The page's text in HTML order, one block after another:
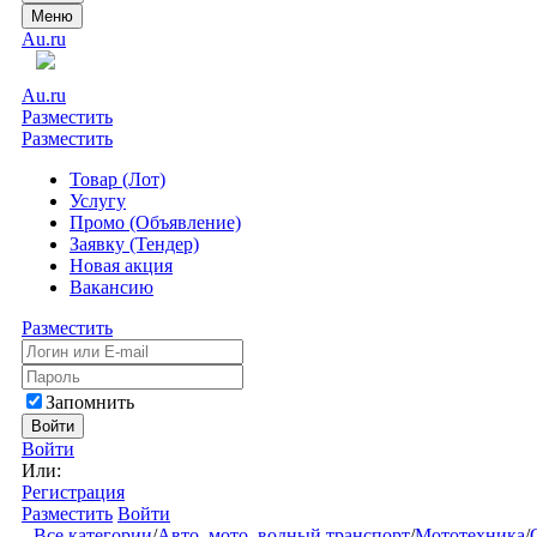
Меню
Au.ru
Au.ru
Разместить
Разместить
Товар (Лот)
Услугу
Промо (Объявление)
Заявку (Тендер)
Новая акция
Вакансию
Разместить
Запомнить
Войти
Войти
Или:
Регистрация
Разместить Войти